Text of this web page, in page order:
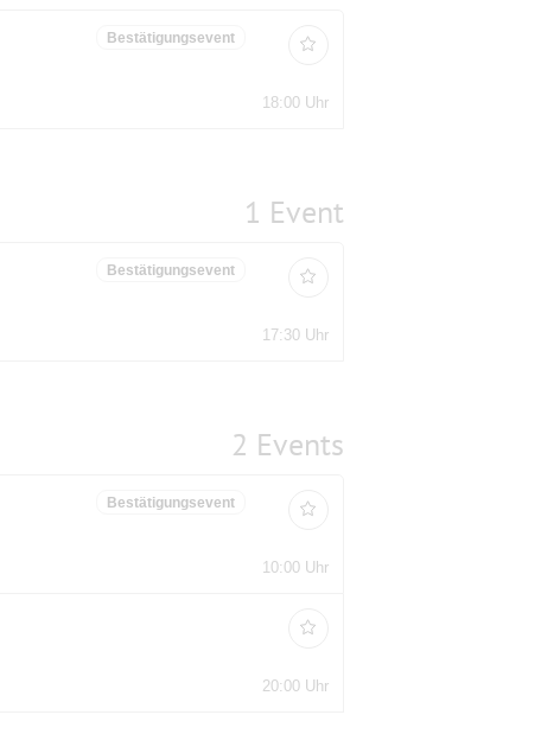
Bestätigungsevent
18:00 Uhr
1 Event
Bestätigungsevent
17:30 Uhr
2 Events
Bestätigungsevent
10:00 Uhr
20:00 Uhr